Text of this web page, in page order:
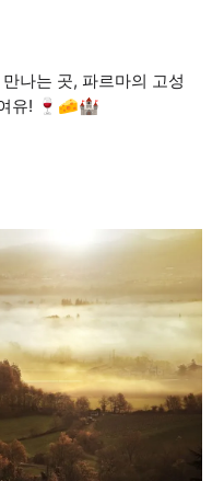
나는 곳, 파르마의 고성
유! 🍷🧀🏰